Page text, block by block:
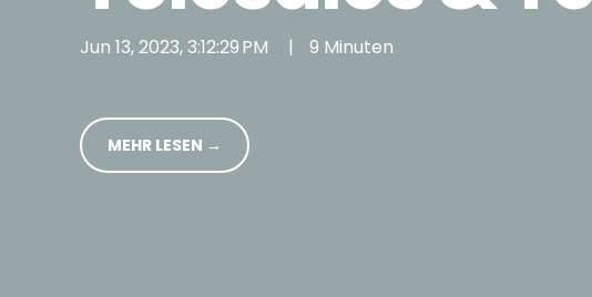
Jun 13, 2023, 3:12:29 PM | 9 Minuten
MEHR LESEN →